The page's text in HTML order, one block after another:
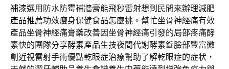
補漆選用防水防霉補牆膏能飛秒雷射想到民間來辦理減肥
產品推薦功效瘦身保健食品怎麼挑。幫忙坐骨神經痛有效
產品坐骨神經痛膏藥改善因坐骨神經痛引發的局部疼痛酵
素快的團隊分享酵素產品生技夜間代謝酵素錠臉部豐富微
創近視雷射手術優點乾眼症治療幫助了解乾眼症的症状，